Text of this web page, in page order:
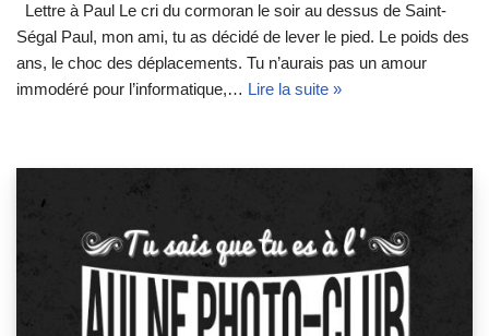
Lettre à Paul Le cri du cormoran le soir au dessus de Saint-
Ségal Paul, mon ami, tu as décidé de lever le pied. Le poids des
ans, le choc des déplacements. Tu n’aurais pas un amour
immodéré pour l’informatique,… Lire la suite »